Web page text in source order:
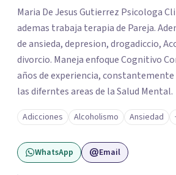
Maria De Jesus Gutierrez Psicologa
ademas trabaja terapia de Pareja.
de ansieda, depresion, drogadiccio,
divorcio. Maneja enfoque Cognitivo
años de experiencia,
las diferntes areas de la Salud Mental.
Adicciones Alcoholismo Ansiedad
WhatsApp Email